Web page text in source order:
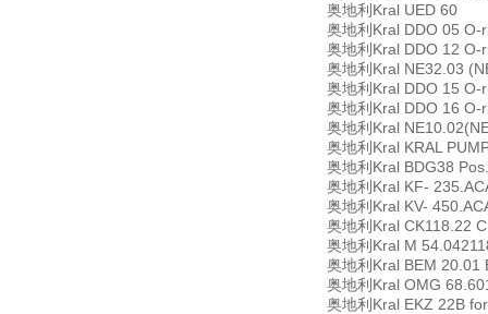
奥地利Kral UED 60
奥地利Kral DDO 05 O-
奥地利Kral DDO 12 O-
奥地利Kral NE32.03
奥地利Kral DDO 15 O-
奥地利Kral DDO 16 O-
奥地利Kral
奥地利Kral KRAL
奥地利Kral BDG38
奥地利Kral KF-
奥地利Kral KV-
奥地利Kral CK118.22
奥地利Kral M
奥地利Kral BEM 20.01
奥地利Kral OMG
奥地利Kral EKZ 22B